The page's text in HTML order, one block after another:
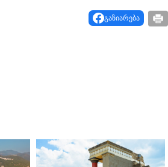
გაზიარება